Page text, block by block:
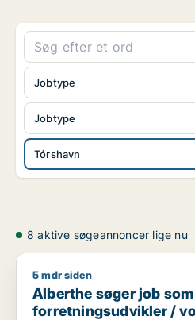
Jobtype
Tórshavn
Jobtype
8 aktive søgeannoncer lige nu
Alberthe søger job som
5 mdr siden
Alberthe søger job som
forretningsudvikler /